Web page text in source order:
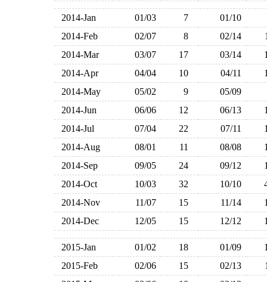
2014-Jan 01/03 7
01/10
2014-Feb
02/07 8 02/14
2014-Mar
03/07 17 03/14
2014-Apr
04/04 10 04/11
2014-May
05/02 9
05/09
2014-Jun
06/06 12 06/13
2014-Jul
07/04 22 07/11
2014-Aug
08/01 11 08/08
2014-Sep
09/05 24 09/12
2014-Oct
10/03 32 10/10
2014-Nov
11/07 15 11/14
2014-Dec
12/05 15 12/12
2015-Jan 01/02 18 01/09
2015-Feb
02/06 15 02/13